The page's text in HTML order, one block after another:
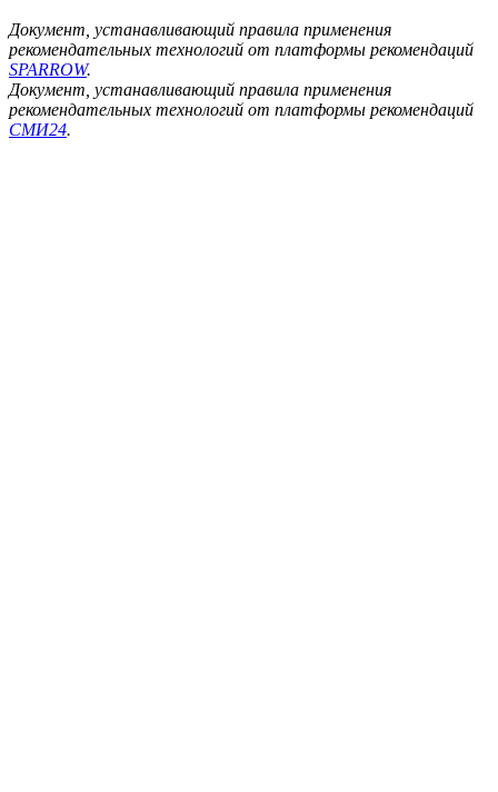
Документ, устанавливающий правила применения
рекомендательных технологий от платформы рекомендаций
SPARROW.
Документ, устанавливающий правила применения
рекомендательных технологий от платформы рекомендаций
СМИ24.